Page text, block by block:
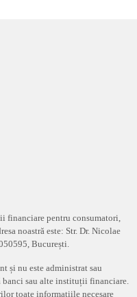
financiare pentru consumatori,
noastră este: Str. Dr. Nicolae
București.
și nu este administrat sau
sau alte instituții financiare.
toate informațiile necesare